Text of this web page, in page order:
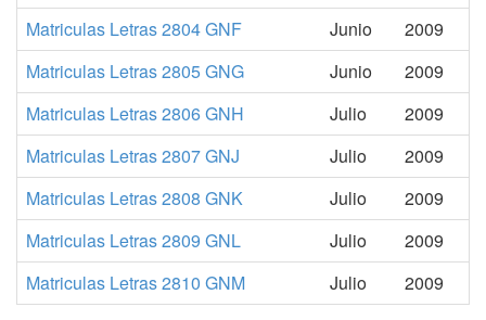
Matriculas Letras 2804 GNF
Junio
2009
Matriculas Letras 2805 GNG
Junio
2009
Matriculas Letras 2806 GNH
Julio
2009
Matriculas Letras 2807 GNJ
Julio
2009
Matriculas Letras 2808 GNK
Julio
2009
Matriculas Letras 2809 GNL
Julio
2009
Matriculas Letras 2810 GNM
Julio 2009